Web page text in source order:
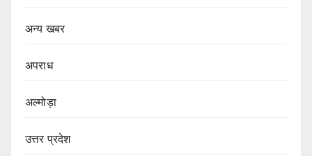
अन्य खबर
अपराध
अल्मोड़ा
उत्तर प्रदेश